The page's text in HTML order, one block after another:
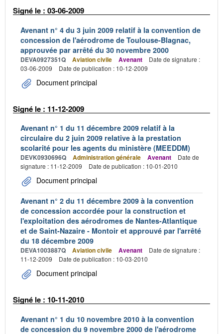
Signé le : 03-06-2009
Avenant n° 4 du 3 juin 2009 relatif à la convention de
concession de l'aérodrome de Toulouse-Blagnac,
approuvée par arrêté du 30 novembre 2000
DEVA0927351Q Aviation civile Avenant
Date de signature :
03-06-2009
Date de publication : 10-12-2009
Document principal
Signé le : 11-12-2009
Avenant n° 1 du 11 décembre 2009 relatif à la
circulaire du 2 juin 2009 relative à la prestation
scolarité pour les agents du ministère (MEEDDM)
DEVK0930696Q Administration générale Avenant
Date de
signature : 11-12-2009
Date de publication : 10-01-2010
Document principal
Avenant n° 2 du 11 décembre 2009 à la convention
de concession accordée pour la construction et
l'exploitation des aérodromes de Nantes-Atlantique
et de Saint-Nazaire - Montoir et approuvé par l'arrêté
du 18 décembre 2009
DEVA1003887Q Aviation civile Avenant
Date de signature :
11-12-2009
Date de publication : 10-03-2010
Document principal
Signé le : 10-11-2010
Avenant n° 1 du 10 novembre 2010 à la convention
de concession du 9 novembre 2000 de l'aérodrome